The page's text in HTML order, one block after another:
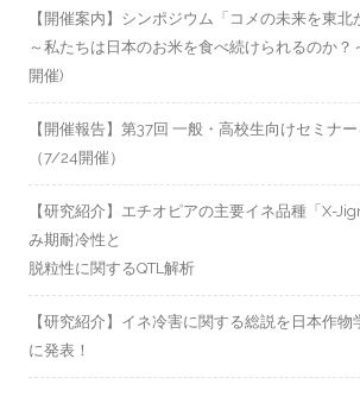
【開催案内】シンポジウム「コメの未来を東北
～私たちは日本のお米を食べ続けられるのか
開催)
【開催報告】第37回 一般・高校生向けセミナ
（7/24開催）
【研究紹介】エチオピアの主要イネ品種「X-
み期耐冷性と
脱粒性に関するQTL解析
【研究紹介】イネ冷害に関する総説を日本作
に発表！